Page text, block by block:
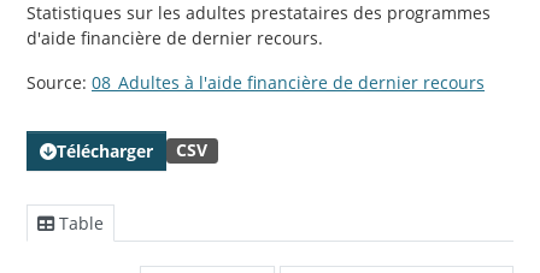
Statistiques sur les adultes prestataires des programmes
d'aide financière de dernier recours.
Source: 08_Adultes à l'aide financière de dernier recours
Télécharger CSV
Table